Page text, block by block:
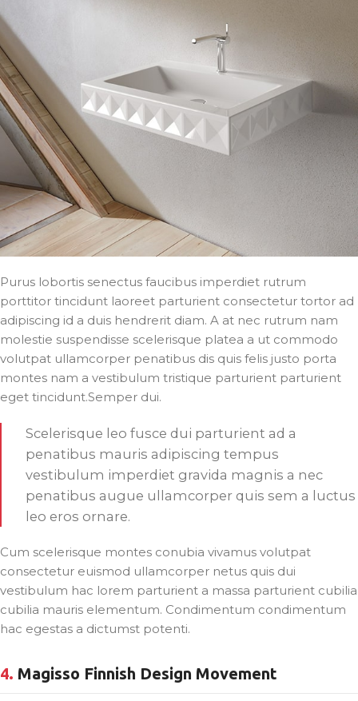
Purus lobortis senectus faucibus imperdiet rutrum
porttitor tincidunt laoreet parturient consectetur tortor ad
adipiscing id a duis hendrerit diam. A at nec rutrum nam
molestie suspendisse scelerisque platea a ut commodo
volutpat ullamcorper penatibus dis quis felis justo porta
montes nam a vestibulum tristique parturient parturient
eget tincidunt.Semper dui.
Scelerisque leo fusce dui parturient ad a
penatibus mauris adipiscing tempus
vestibulum imperdiet gravida magnis a nec
penatibus augue ullamcorper quis sem a luctus
leo eros ornare.
Cum scelerisque montes conubia vivamus volutpat
consectetur euismod ullamcorper netus quis dui
vestibulum hac lorem parturient a massa parturient cubilia
cubilia mauris elementum. Condimentum condimentum
hac egestas a dictumst potenti.
4. Magisso Finnish Design Movement